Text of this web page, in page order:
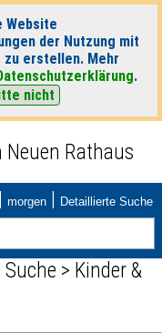
Website
der Nutzung mit
erstellen. Mehr
.
nicht
| morgen | Detaillierte Suche
Suche > Kinder &